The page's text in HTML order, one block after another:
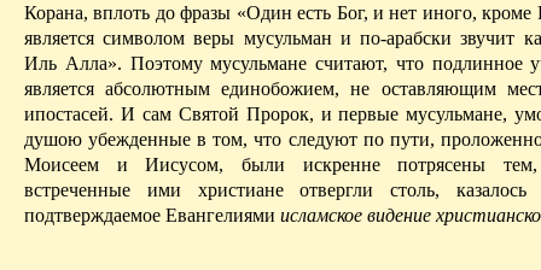
Корана, вплоть до фразы «Один есть Бог, и нет иного, кроме
является символом веры мусульман и по-арабски звучит
Иль Алла». Поэтому мусульмане считают, что подлинное
является абсолютным единобожием, не оставляющим
ипостасей. И сам Святой Пророк, и первые мусульмане,
душою убежденные в том, что следуют по пути,
Моисеем и Иисусом, были искренне потрясены
встреченные ими христиане отвергли столь,
подтверждаемое Евангелиями исламское видение